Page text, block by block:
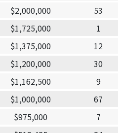
$2,000,000 53
$1,725,000 1
$1,375,000 12
$1,200,000 30
$1,162,500 9
$1,000,000 67
$975,000 7